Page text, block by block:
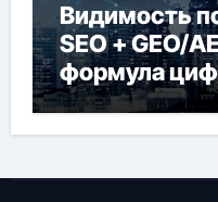
Видимость
SEO + GEO/
формула
присутствия